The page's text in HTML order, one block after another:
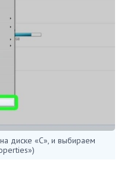
диске «С», и выбираем